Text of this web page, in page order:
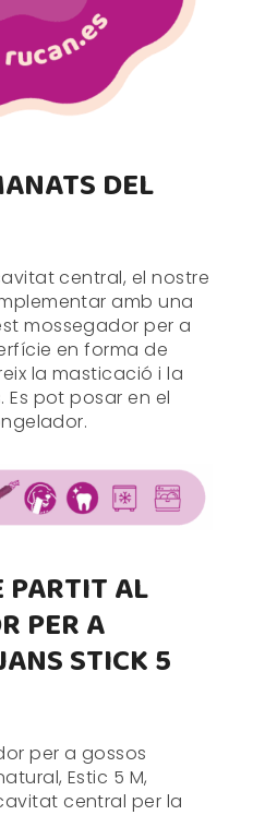
DEL
central, el nostre
amb una
mossegador per a
en forma de
la masticació i la
pot posar en el
PARTIT AL
PER A
STICK 5
per a gossos
Estic 5 M,
central per la